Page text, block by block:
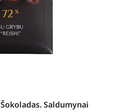
Šokoladas. Saldumynai